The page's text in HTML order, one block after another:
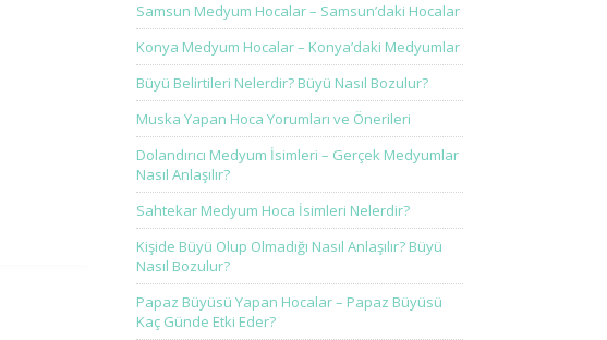
Samsun Medyum Hocalar – Samsun’daki Hocalar
Konya Medyum Hocalar – Konya’daki Medyumlar
Büyü Belirtileri Nelerdir? Büyü Nasıl Bozulur?
Muska Yapan Hoca Yorumları ve Önerileri
Dolandırıcı Medyum İsimleri – Gerçek Medyumlar
Nasıl Anlaşılır?
Sahtekar Medyum Hoca İsimleri Nelerdir?
Kişide Büyü Olup Olmadığı Nasıl Anlaşılır? Büyü
Nasıl Bozulur?
Papaz Büyüsü Yapan Hocalar – Papaz Büyüsü
Kaç Günde Etki Eder?